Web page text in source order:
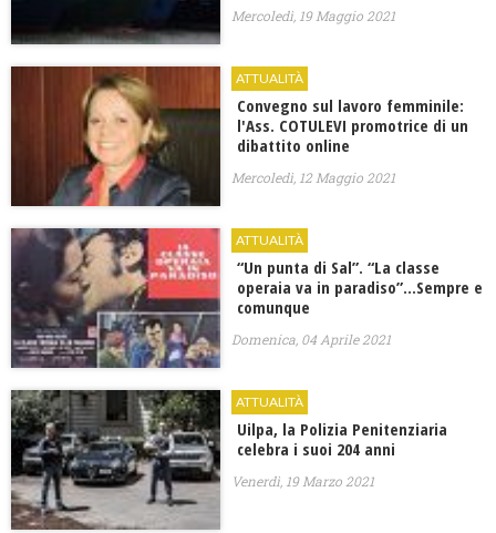
Mercoledì, 19 Maggio 2021
ATTUALITÀ
Convegno sul lavoro femminile:
l'Ass. COTULEVI promotrice di un
dibattito online
Mercoledì, 12 Maggio 2021
ATTUALITÀ
“Un punta di Sal”. “La classe
operaia va in paradiso”…Sempre e
comunque
Domenica, 04 Aprile 2021
ATTUALITÀ
Uilpa, la Polizia Penitenziaria
celebra i suoi 204 anni
Venerdì, 19 Marzo 2021